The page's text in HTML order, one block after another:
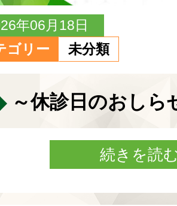
年06月18日
ゴリー
未分類
～休診日のおしら
続きを読